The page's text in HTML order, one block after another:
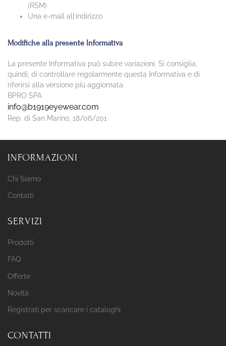
(RSM)
Una e-mail all’indirizzo
Modifiche alla presente Informativa
La presente Informativa può subire variazioni. Si consiglia,
quindi, di controllare regolarmente questa Informativa e di
riferirsi alla versione più aggiornata.
BPRO SPA
info@b1919eyewear.com
Rep. di San Marino, 18/06/201
INFORMAZIONI
Chi Siamo
Contatti
SERVIZI
Prodotti
FAQ
Offerte
Novità
Registrati per scaricare i cataloghi
CONTATTI